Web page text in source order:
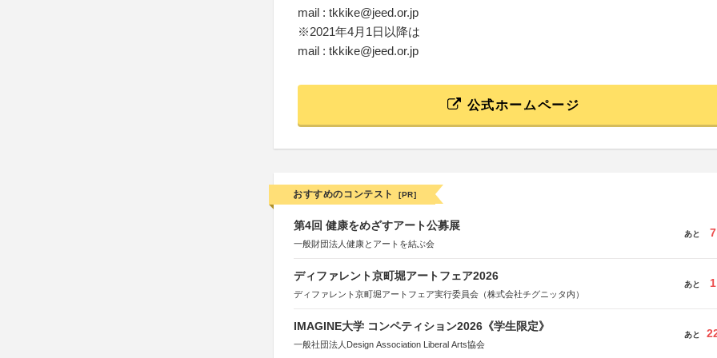
mail : tkkike@jeed.or.jp
※2021年4月1日以降は
mail : tkkike@jeed.or.jp
公式ホームページ
おすすめのコンテスト [PR]
第4回 健康をめざすアート公募展
一般財団法人健康とアートを結ぶ会
あと 7
ディファレント京町堀アートフェア2026
ディファレント京町堀アートフェア実行委員会（株式会社チグニッタ内）
あと 1
IMAGINE大学 コンペティション2026《学生限定》
一般社団法人Design Association Liberal Arts協会
あと